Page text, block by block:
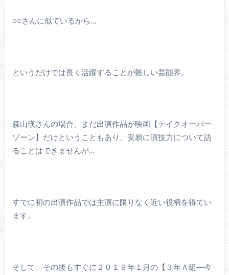
○○さんに似ているから…
というだけでは長く活躍することが難しい芸能界。
森山瑛さんの場合、まだ出演作品が映画【テイクオーバー
ゾーン】だけということもあり、安易に演技力について語
ることはできませんが…
すでに初の出演作品では主演に限りなく近い役柄を得てい
ます。
そして、その後もすぐに２０１９年１月の【３年Ａ組―今